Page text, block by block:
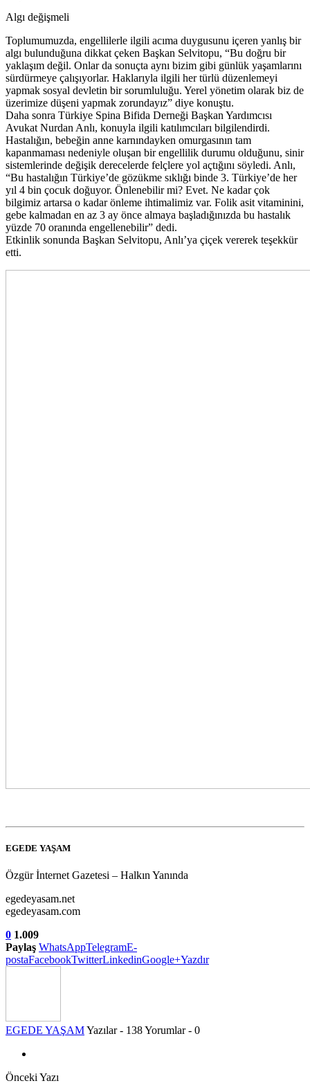
Algı değişmeli
Toplumumuzda, engellilerle ilgili acıma duygusunu içeren yanlış bir
algı bulunduğuna dikkat çeken Başkan Selvitopu, “Bu doğru bir
yaklaşım değil. Onlar da sonuçta aynı bizim gibi günlük yaşamlarını
sürdürmeye çalışıyorlar. Haklarıyla ilgili her türlü düzenlemeyi
yapmak sosyal devletin bir sorumluluğu. Yerel yönetim olarak biz de
üzerimize düşeni yapmak zorundayız” diye konuştu.
Daha sonra Türkiye Spina Bifida Derneği Başkan Yardımcısı
Avukat Nurdan Anlı, konuyla ilgili katılımcıları bilgilendirdi.
Hastalığın, bebeğin anne karnındayken omurgasının tam
kapanmaması nedeniyle oluşan bir engellilik durumu olduğunu, sinir
sistemlerinde değişik derecelerde felçlere yol açtığını söyledi. Anlı,
“Bu hastalığın Türkiye’de gözükme sıklığı binde 3. Türkiye’de her
yıl 4 bin çocuk doğuyor. Önlenebilir mi? Evet. Ne kadar çok
bilgimiz artarsa o kadar önleme ihtimalimiz var. Folik asit vitaminini,
gebe kalmadan en az 3 ay önce almaya başladığınızda bu hastalık
yüzde 70 oranında engellenebilir” dedi.
Etkinlik sonunda Başkan Selvitopu, Anlı’ya çiçek vererek teşekkür
etti.
EGEDE YAŞAM
Özgür İnternet Gazetesi – Halkın Yanında
egedeyasam.net
egedeyasam.com
0 1.009
Paylaş WhatsAppTelegramE-
postaFacebookTwitterLinkedinGoogle+Yazdır
EGEDE YAŞAMYazılar - 138Yorumlar - 0
Önceki Yazı